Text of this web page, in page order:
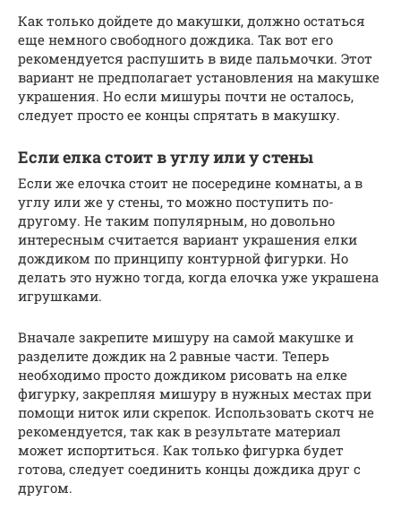
Как только дойдете до макушки, должно остаться
еще немного свободного дождика. Так вот его
рекомендуется распушить в виде пальмочки. Этот
вариант не предполагает установления на макушке
украшения. Но если мишуры почти не осталось,
следует просто ее концы спрятать в макушку.
Если елка стоит в углу или у стены
Если же елочка стоит не посередине комнаты, а в
углу или же у стены, то можно поступить по-
другому. Не таким популярным, но довольно
интересным считается вариант украшения елки
дождиком по принципу контурной фигурки. Но
делать это нужно тогда, когда елочка уже украшена
игрушками.
Вначале закрепите мишуру на самой макушке и
разделите дождик на 2 равные части. Теперь
необходимо просто дождиком рисовать на елке
фигурку, закрепляя мишуру в нужных местах при
помощи ниток или скрепок. Использовать скотч не
рекомендуется, так как в результате материал
может испортиться. Как только фигурка будет
готова, следует соединить концы дождика друг с
другом.